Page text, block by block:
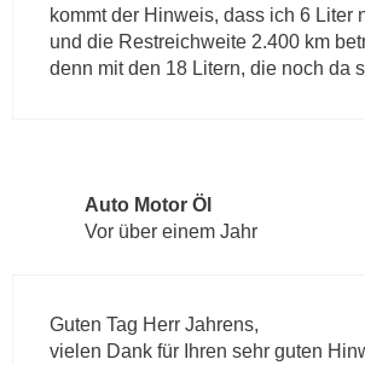
kommt der Hinweis, dass ich 6 Liter
und die Restreichweite 2.400 km
denn mit den 18 Litern, die noch da
Auto Motor Öl
Vor über einem Jahr
Guten Tag Herr Jahrens,
vielen Dank für Ihren sehr guten